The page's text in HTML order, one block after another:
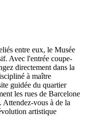
entre eux, le Musée
Avec l'entrée coupe-
directement dans la
à maître
guidée du quartier
les rues de Barcelone
vous à de la
artistique